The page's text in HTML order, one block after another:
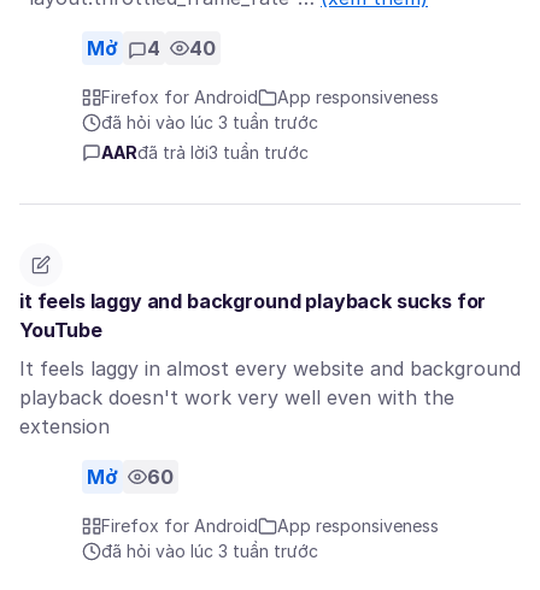
Mở 4 40
Firefox for Android
App responsiveness
đã hỏi vào lúc 3 tuần trước
AARđã trả lời3 tuần trước
it feels laggy and background playback sucks for
YouTube
It feels laggy in almost every website and background
playback doesn't work very well even with the
extension
Mở 60
Firefox for Android
App responsiveness
đã hỏi vào lúc 3 tuần trước